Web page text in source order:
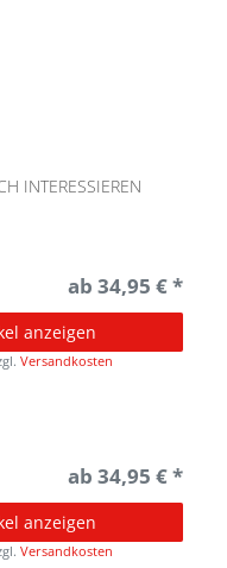
INTERESSIEREN
ab 34,95 € *
anzeigen
Versandkosten
ab 34,95 € *
anzeigen
Versandkosten